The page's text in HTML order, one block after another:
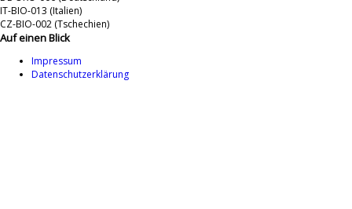
IT-BIO-013 (Italien)
CZ-BIO-002 (Tschechien)
Auf einen Blick
Impressum
Datenschutzerklärung